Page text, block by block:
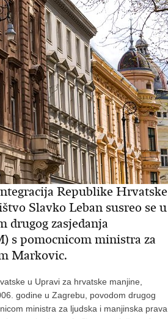
Republike Hrvatske
Slavko Leban susreo se u
drugog zasjedanja
s pomocnicom ministra za
Markovic.
u Upravi za hrvatske manjine,
godine u Zagrebu, povodom drugog
ministra za ljudska i manjinska prava